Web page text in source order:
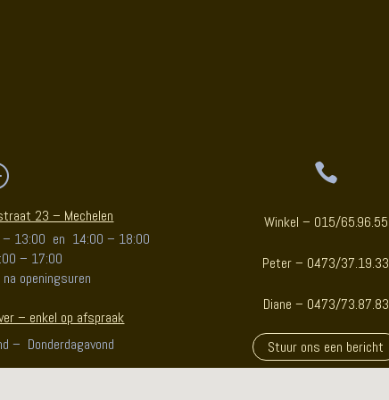
- Goudsmid
23 – Mechelen
– 13:00 en 14:00 – 18:00
– 17:00
openingsuren
– enkel op afspraak
– Donderdagavond

Winkel – 015/65.96.55
Peter – 0473/37.19.33
Diane – 0473/73.87.83
Stuur ons een bericht